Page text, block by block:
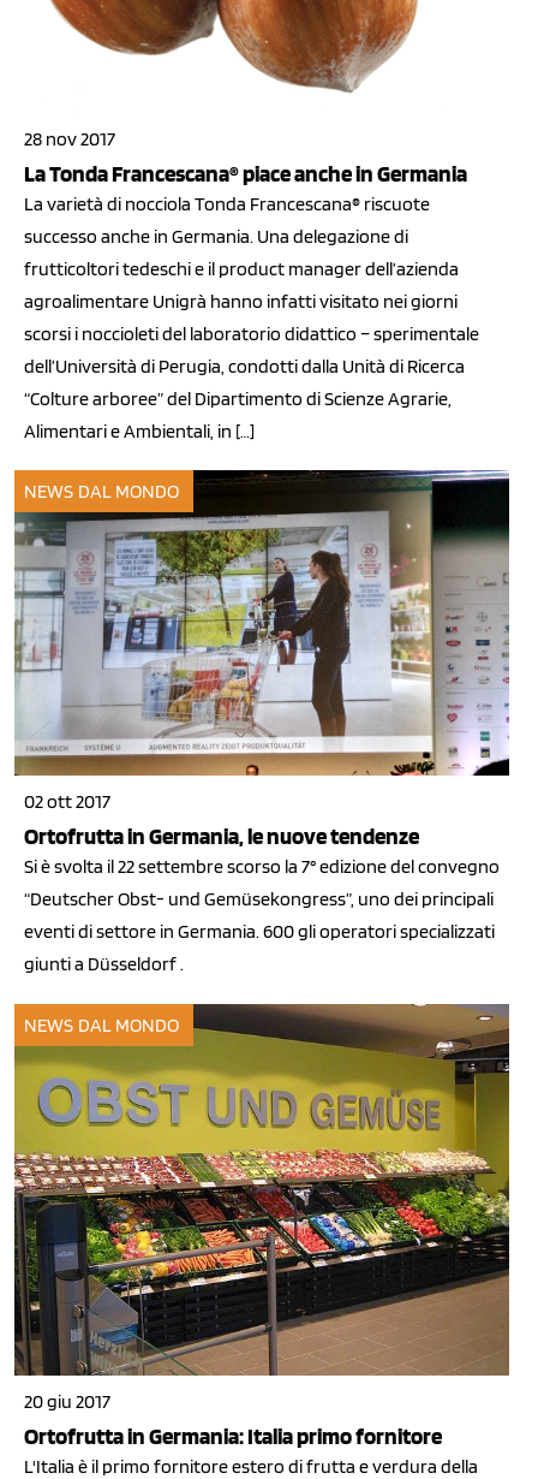
28 nov 2017
La Tonda Francescana® piace anche in Germania
La varietà di nocciola Tonda Francescana® riscuote
successo anche in Germania. Una delegazione di
frutticoltori tedeschi e il product manager dell’azienda
agroalimentare Unigrà hanno infatti visitato nei giorni
scorsi i noccioleti del laboratorio didattico – sperimentale
dell’Università di Perugia, condotti dalla Unità di Ricerca
“Colture arboree” del Dipartimento di Scienze Agrarie,
Alimentari e Ambientali, in […]
NEWS DAL MONDO
02 ott 2017
Ortofrutta in Germania, le nuove tendenze
Si è svolta il 22 settembre scorso la 7° edizione del convegno
“Deutscher Obst- und Gemüsekongress”, uno dei principali
eventi di settore in Germania. 600 gli operatori specializzati
giunti a Düsseldorf .
NEWS DAL MONDO
20 giu 2017
Ortofrutta in Germania: Italia primo fornitore
L'Italia è il primo fornitore estero di frutta e verdura della